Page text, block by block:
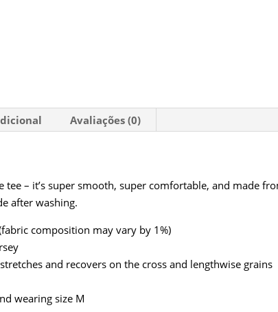
Avaliações (0)
– it’s super smooth, super comfortable, and made
after washing.
composition may vary by 1%)
and recovers on the cross and lengthwise grains
wearing size M